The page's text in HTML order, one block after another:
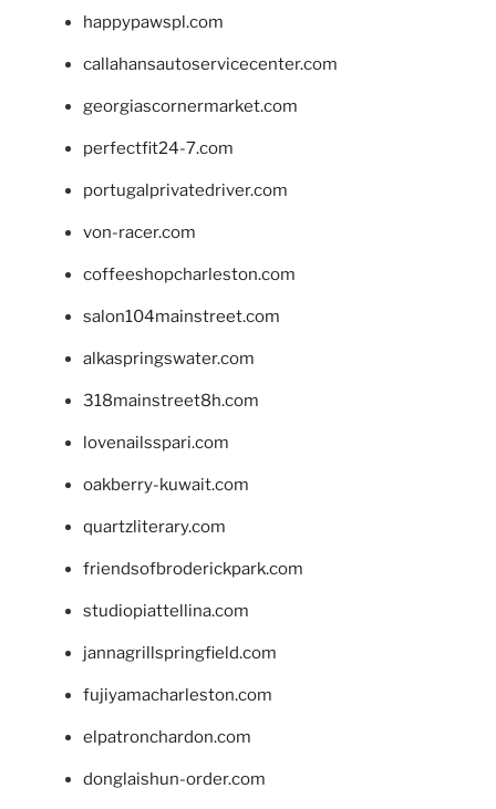
happypawspl.com
callahansautoservicecenter.com
georgiascornermarket.com
perfectfit24-7.com
portugalprivatedriver.com
von-racer.com
coffeeshopcharleston.com
salon104mainstreet.com
alkaspringswater.com
318mainstreet8h.com
lovenailsspari.com
oakberry-kuwait.com
quartzliterary.com
friendsofbroderickpark.com
studiopiattellina.com
jannagrillspringfield.com
fujiyamacharleston.com
elpatronchardon.com
donglaishun-order.com